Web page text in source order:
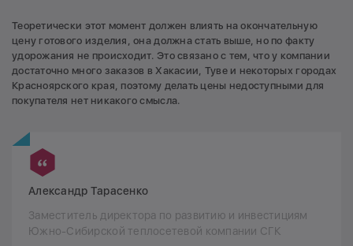
Теоретически этот момент должен влиять на окончательную
цену готового изделия, она должна стать выше, но по факту
удорожания не происходит. Это связано с тем, что у компании
достаточно много заказов в Хакасии, Туве и некоторых городах
Красноярского края, поэтому делать цены недоступными для
покупателя нет никакого смысла.
Александр Тарасенко
Заместитель директора по развитию и инвестициям
Южно-Сибирской теплосетевой компании СГК